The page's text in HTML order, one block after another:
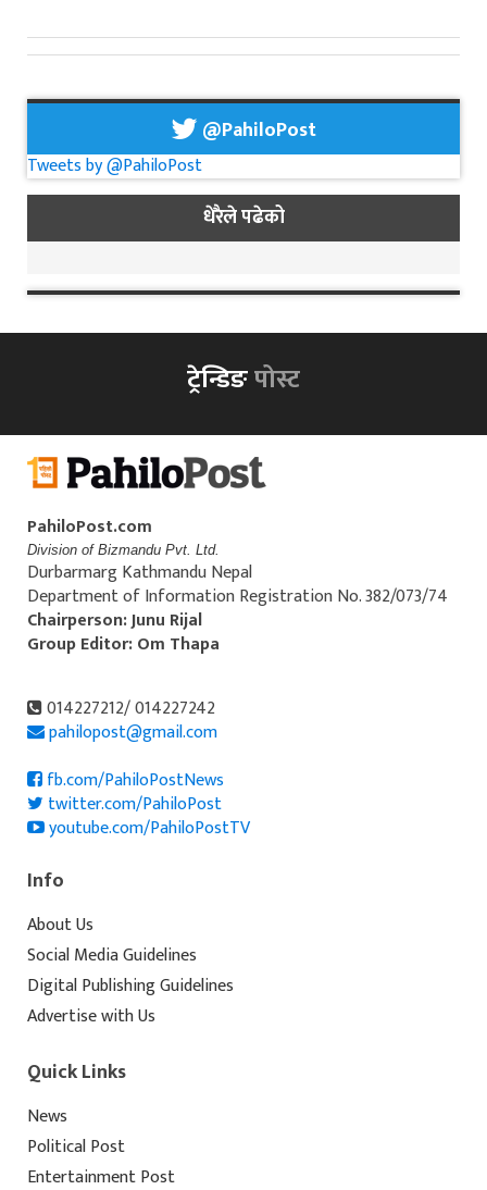
@PahiloPost
Tweets by @PahiloPost
धेरैले पढेको
ट्रेन्डिङपोस्ट
PahiloPost.com
Division of Bizmandu Pvt. Ltd.
Durbarmarg Kathmandu Nepal
Department of Information Registration No. 382/073/74
Chairperson: Junu Rijal
Group Editor: Om Thapa
014227212/ 014227242
pahilopost@gmail.com
fb.com/PahiloPostNews
twitter.com/PahiloPost
youtube.com/PahiloPostTV
Info
About Us
Social Media Guidelines
Digital Publishing Guidelines
Advertise with Us
Quick Links
News
Political Post
Entertainment Post